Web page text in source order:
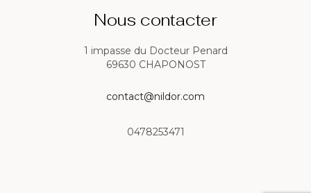
Nous contacter
1 impasse du Docteur Penard
69630 CHAPONOST
contact@nildor.com
0478253471